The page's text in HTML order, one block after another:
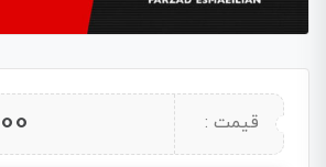
قیمت :